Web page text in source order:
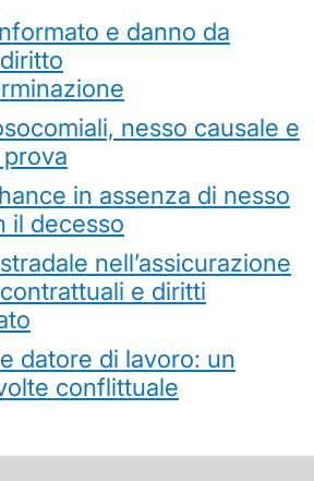
e danno da
nesso causale e
in assenza di nesso
il decesso
nell’assicurazione
e diritti
datore di lavoro: un
conflittuale